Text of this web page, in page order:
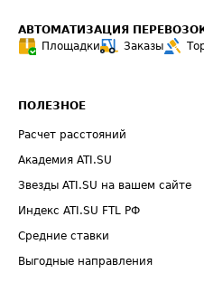
АВТОМАТИЗАЦИЯ
Площадки
Заказы
ПОЛЕЗНОЕ
Расчет расстояний
Академия ATI.SU
Звезды ATI.SU на вашем сайте
Индекс ATI.SU FTL РФ
Средние ставки
Выгодные направления